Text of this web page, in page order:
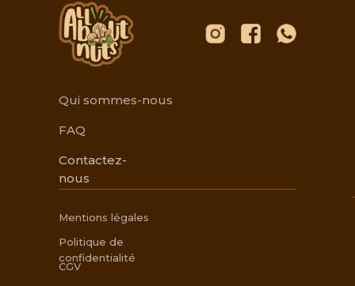
Qui sommes-nous
Mentions légales
Politique de
confidentialité
FAQ
CGV
Contactez-
nous